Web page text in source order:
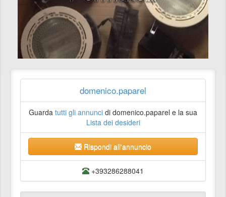
domenico.paparel
Guarda tutti gli annunci di domenico.paparel e la sua
Lista dei desideri
Rispondi all'annuncio
+393286288041